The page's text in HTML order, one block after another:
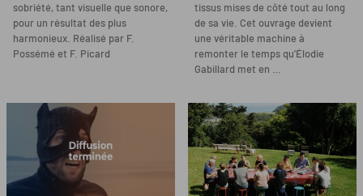
sobriété, tant visuelle que sonore,
pour un résultat des plus
harmonieux. Réalisé par F.
Possémé et F. Picard
tissus mises de côté tout au long
de sa vie. Cet ouvrage devient
une véritable machine à
remonter le temps qu’Élodie
Gabillard met en …